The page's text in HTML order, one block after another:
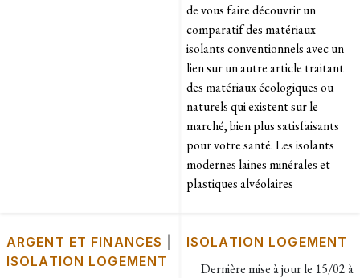
de vous faire découvrir un
comparatif des matériaux
isolants conventionnels avec un
lien sur un autre article traitant
des matériaux écologiques ou
naturels qui existent sur le
marché, bien plus satisfaisants
pour votre santé. Les isolants
modernes laines minérales et
plastiques alvéolaires
ARGENT ET FINANCES
ISOLATION LOGEMENT
ISOLATION LOGEMENT
Dernière mise à jour le 15/02 à